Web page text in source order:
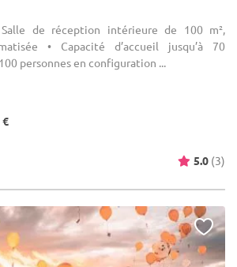
de réception intérieure de 100 m²,
• Capacité d’accueil jusqu’à 70
personnes en configuration ...
€
5.0 (3)